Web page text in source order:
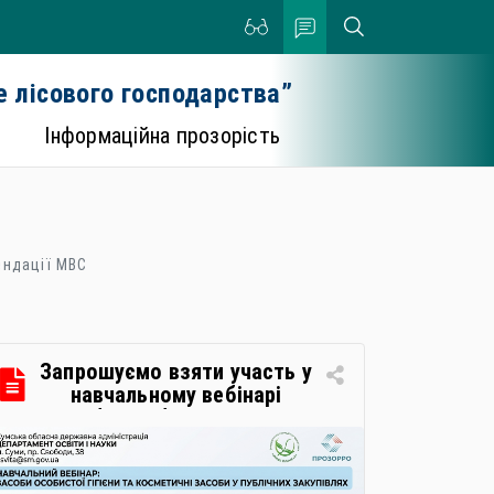
господарства”
Інформаційна прозорість
МВС
Запрошуємо взяти участь у
навчальному вебінарі
«Засоби особистої гігієни та
косметичні засоби у
публічних закупівлях: як
сформувати вимоги та